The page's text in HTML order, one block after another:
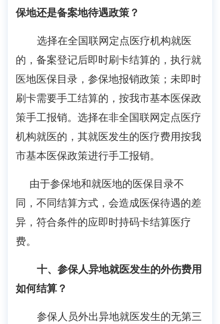
保地还是备案地待遇政策？
选择在全国联网定点医疗机构就医
的，备案登记后即时刷卡结算的，执行就
医地医保目录，参保地报销政策；未即时
刷卡需要手工结算的，按我市基本医保政
策手工报销。选择在非全国联网定点医疗
机构就医的，其就医发生的医疗费用按我
市基本医保政策进行手工报销。
由于参保地和就医地的医保目录不
同，不同结算方式，会造成医保待遇的差
异，符合条件的应即时持码卡结算医疗
费。
十、参保人异地就医发生的外伤费用
如何结算？
参保人员外出异地就医发生的无第三